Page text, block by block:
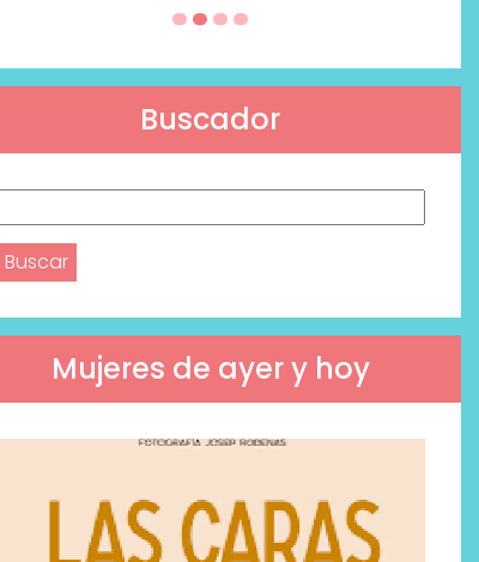
Buscador
Mujeres de ayer y hoy